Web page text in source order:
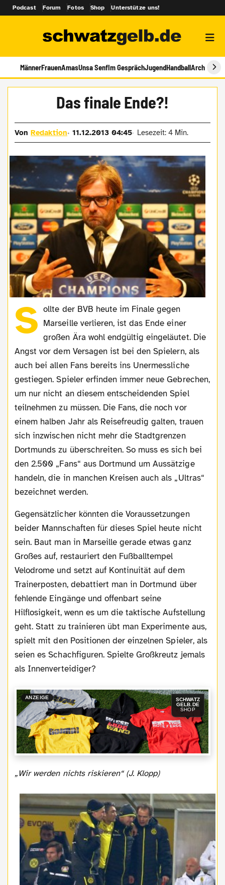
Podcast Forum Fotos Shop Unterstütze uns!
MännerFrauenAmasUnsa SenfIm GesprächJugendHandballArchiv
Das finale Ende?!
VonRedaktion 11.12.2013 04:45 Lesezeit: 4 Min.
S ollte der BVB heute im Finale gegen
Marseille verlieren, ist das Ende einer
großen Ära wohl endgültig eingeläutet. Die
Angst vor dem Versagen ist bei den Spielern, als
auch bei allen Fans bereits ins Unermessliche
gestiegen. Spieler erfinden immer neue Gebrechen,
um nur nicht an diesem entscheidenden Spiel
teilnehmen zu müssen. Die Fans, die noch vor
einem halben Jahr als Reisefreudig galten, trauen
sich inzwischen nicht mehr die Stadtgrenzen
Dortmunds zu überschreiten. So muss es sich bei
den 2.500 „Fans“ aus Dortmund um Aussätzige
handeln, die in manchen Kreisen auch als „Ultras“
bezeichnet werden.
Gegensätzlicher könnten die Voraussetzungen
beider Mannschaften für dieses Spiel heute nicht
sein. Baut man in Marseille gerade etwas ganz
Großes auf, restauriert den Fußballtempel
Velodrome und setzt auf Kontinuität auf dem
Trainerposten, debattiert man in Dortmund über
fehlende Eingänge und offenbart seine
Hilflosigkeit, wenn es um die taktische Aufstellung
geht. Statt zu trainieren übt man Experimente aus,
spielt mit den Positionen der einzelnen Spieler, als
seien es Schachfiguren. Spielte Großkreutz jemals
als Innenverteidiger?
ANZEIGE
SCHWATZ
GELB.DE
SHOP
„Wir werden nichts riskieren“ (J. Klopp)